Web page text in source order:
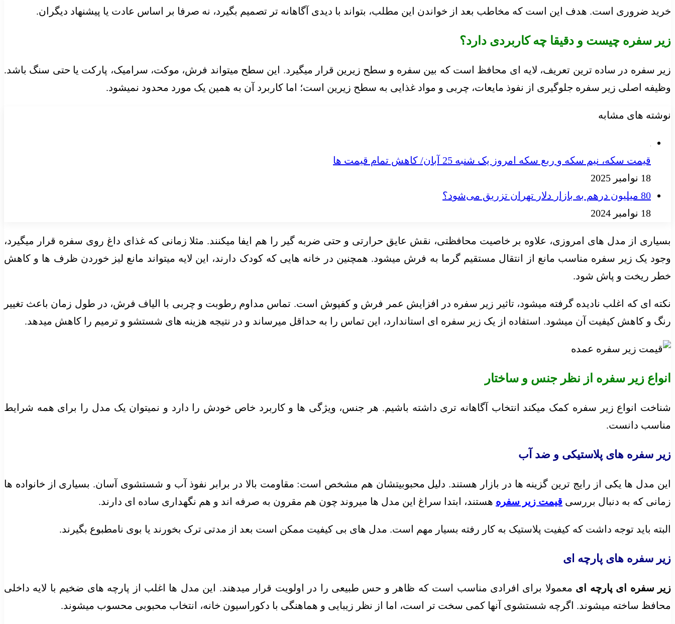
خرید ضروری است. هدف این است که مخاطب بعد از خواندن این مطلب، بتواند با دیدی آگاهانه تر تصمیم بگیرد، نه صرفا بر اساس عادت یا پیشنهاد دیگران.
زیر سفره چیست و دقیقا چه کاربردی دارد؟
زیر سفره در ساده ترین تعریف، لایه ای محافظ است که بین سفره و سطح زیرین قرار میگیرد. این سطح میتواند فرش، موکت، سرامیک، پارکت یا حتی سنگ باشد.
وظیفه اصلی زیر سفره جلوگیری از نفوذ مایعات، چربی و مواد غذایی به سطح زیرین است؛ اما کاربرد آن به همین یک مورد محدود نمیشود.
نوشته های مشابه
قیمت سکه، نیم سکه و ربع سکه امروز یک شنبه 25 آبان/ کاهش تمام قیمت ها
18 نوامبر 2025
80 میلیون درهم به بازار دلار تهران تزریق می‌شود؟
18 نوامبر 2024
بسیاری از مدل های امروزی، علاوه بر خاصیت محافظتی، نقش عایق حرارتی و حتی ضربه گیر را هم ایفا میکنند. مثلا زمانی که غذای داغ روی سفره قرار میگیرد،
وجود یک زیر سفره مناسب مانع از انتقال مستقیم گرما به فرش میشود. همچنین در خانه هایی که کودک دارند، این لایه میتواند مانع لیز خوردن ظرف ها و کاهش
خطر ریخت و پاش شود.
نکته ای که اغلب نادیده گرفته میشود، تاثیر زیر سفره در افزایش عمر فرش و کفپوش است. تماس مداوم رطوبت و چربی با الیاف فرش، در طول زمان باعث تغییر
رنگ و کاهش کیفیت آن میشود. استفاده از یک زیر سفره ای استاندارد، این تماس را به حداقل میرساند و در نتیجه هزینه های شستشو و ترمیم را کاهش میدهد.
انواع زیر سفره از نظر جنس و ساختار
شناخت انواع زیر سفره کمک میکند انتخاب آگاهانه تری داشته باشیم. هر جنس، ویژگی ها و کاربرد خاص خودش را دارد و نمیتوان یک مدل را برای همه شرایط
مناسب دانست.
زیر سفره های پلاستیکی و ضد آب
این مدل ها یکی از رایج ترین گزینه ها در بازار هستند. دلیل محبوبیتشان هم مشخص است: مقاومت بالا در برابر نفوذ آب و شستشوی آسان. بسیاری از خانواده ها
زمانی که به دنبال بررسی قیمت زیر سفره هستند، ابتدا سراغ این مدل ها میروند چون هم مقرون به صرفه اند و هم نگهداری ساده ای دارند.
البته باید توجه داشت که کیفیت پلاستیک به کار رفته بسیار مهم است. مدل های بی کیفیت ممکن است بعد از مدتی ترک بخورند یا بوی نامطبوع بگیرند.
زیر سفره های پارچه ای
زیر سفره ای پارچه ای معمولا برای افرادی مناسب است که ظاهر و حس طبیعی را در اولویت قرار میدهند. این مدل ها اغلب از پارچه های ضخیم با لایه داخلی
محافظ ساخته میشوند. اگرچه شستشوی آنها کمی سخت تر است، اما از نظر زیبایی و هماهنگی با دکوراسیون خانه، انتخاب محبوبی محسوب میشوند.